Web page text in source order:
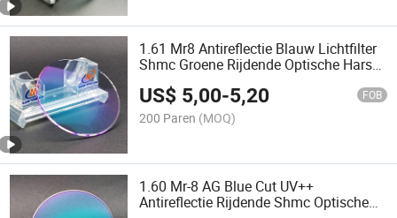
1.61 Mr8 Antireflectie Blauw Lichtfilter
Shmc Groene Rijdende Optische Hars
US$ 5,00-5,20 FOB
200 Paren (MOQ)
1.60 Mr-8 AG Blue Cut UV++
Antireflectie Rijdende Shmc Optische